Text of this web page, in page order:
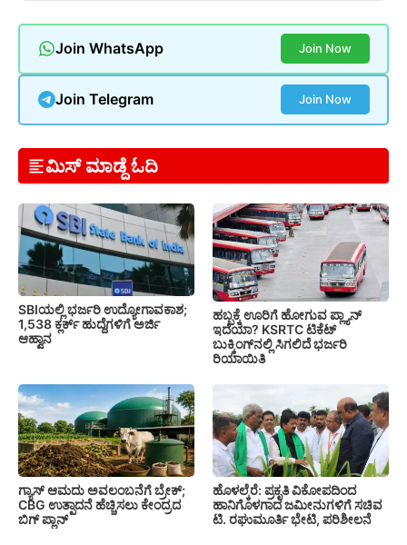
Join WhatsApp Join Now
Join Telegram Join Now
ಮಿಸ್ ಮಾಡ್ದೆ ಓದಿ
SBIಯಲ್ಲಿ ಭರ್ಜರಿ ಉದ್ಯೋಗಾವಕಾಶ;
1,538 ಕ್ಲರ್ಕ್ ಹುದ್ದೆಗಳಿಗೆ ಅರ್ಜಿ
ಆಹ್ವಾನ
ಹಬ್ಬಕ್ಕೆ ಊರಿಗೆ ಹೋಗುವ ಪ್ಲ್ಯಾನ್
ಇದೆಯಾ? KSRTC ಟಿಕೆಟ್
ಬುಕ್ಕಿಂಗ್‌ನಲ್ಲಿ ಸಿಗಲಿದೆ ಭರ್ಜರಿ
ರಿಯಾಯಿತಿ
ಗ್ಯಾಸ್ ಆಮದು ಅವಲಂಬನೆಗೆ ಬ್ರೇಕ್;
CBG ಉತ್ಪಾದನೆ ಹೆಚ್ಚಿಸಲು ಕೇಂದ್ರದ
ಬಿಗ್ ಪ್ಲಾನ್
ಹೊಳಲ್ಕೆರೆ: ಪ್ರಕೃತಿ ವಿಕೋಪದಿಂದ
ಹಾನಿಗೊಳಗಾದ ಜಮೀನುಗಳಿಗೆ ಸಚಿವ
ಟಿ. ರಘುಮೂರ್ತಿ ಭೇಟಿ, ಪರಿಶೀಲನೆ